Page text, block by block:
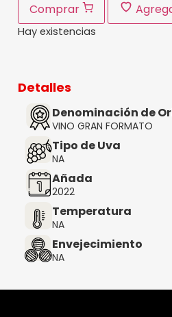
Comprar
Hay existencias
Detalles
Denominación de
VINO GRAN FORMATO
Tipo de Uva
NA
Añada
2022
Temperatura
NA
Envejecimiento
NA